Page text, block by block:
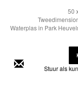
50
Waterplas in Park
Stuur als